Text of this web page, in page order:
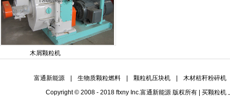
木屑颗粒机
富通新能源 生物质颗粒燃料 颗粒机压块机
木材秸秆粉碎机
Copyright © 2008 - 2018 ftxny Inc.富通新能源 版权所有 | 买颗粒机